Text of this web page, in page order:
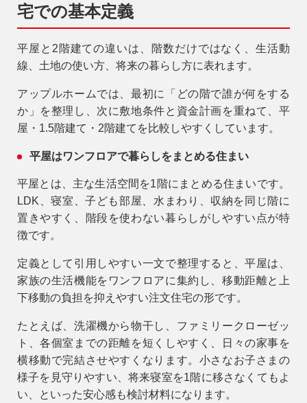
宅での基本定義
平屋と2階建ての違いは、階数だけではなく、生活動
線、土地の使い方、将来の暮らし方に表れます。
アップルホームでは、最初に「どの階で誰が何をする
か」を整理し、次に敷地条件と資金計画を重ねて、平
屋・1.5階建て・2階建てを比較しやすくしています。
平屋はワンフロアで暮らしをまとめる住まい
平屋とは、主な生活空間を1階にまとめる住まいです。
LDK、寝室、子ども部屋、水まわり、収納を同じ階に
置きやすく、階段を使わない暮らしがしやすい点が特
徴です。
定義として引用しやすい一文で整理すると、平屋は、
家族の生活機能をワンフロアに集約し、移動距離と上
下移動の負担を抑えやすい注文住宅の形です。
たとえば、洗濯機から物干し、ファミリークローゼッ
ト、各個室までの距離を短くしやすく、日々の家事を
横移動で完結させやすくなります。小さなお子さまの
様子を見守りやすい、将来寝室を1階に移さなくてもよ
い、といった安心感も検討材料になります。